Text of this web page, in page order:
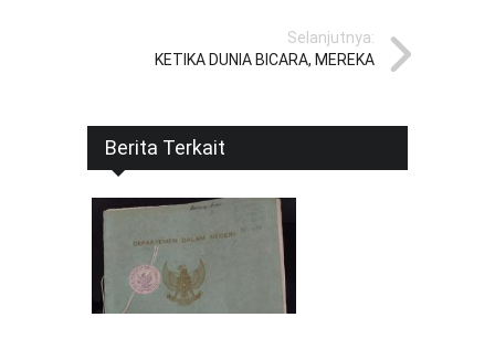
Selanjutnya:
KETIKA DUNIA BICARA, MEREKA
Berita Terkait